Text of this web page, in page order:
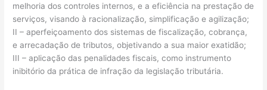
melhoria dos controles internos, e a eficiência na prestação de
serviços, visando à racionalização, simplificação e agilização;
II – aperfeiçoamento dos sistemas de fiscalização, cobrança,
e arrecadação de tributos, objetivando a sua maior exatidão;
III – aplicação das penalidades fiscais, como instrumento
inibitório da prática de infração da legislação tributária.